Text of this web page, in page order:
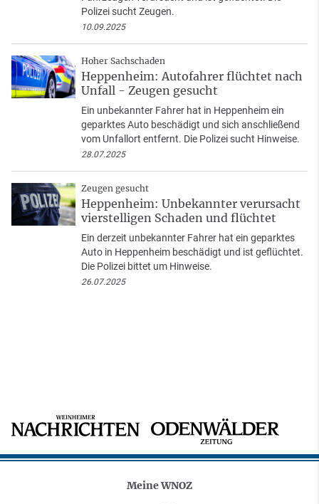
Polizei sucht Zeugen.
10.09.2025
Hoher Sachschaden
Heppenheim: Autofahrer flüchtet nach
Unfall - Zeugen gesucht
Ein unbekannter Fahrer hat in Heppenheim ein
geparktes Auto beschädigt und sich anschließend
vom Unfallort entfernt. Die Polizei sucht Hinweise.
28.07.2025
Zeugen gesucht
Heppenheim: Unbekannter verursacht
vierstelligen Schaden und flüchtet
Ein derzeit unbekannter Fahrer hat ein geparktes
Auto in Heppenheim beschädigt und ist geflüchtet.
Die Polizei bittet um Hinweise.
26.07.2025
Meine WNOZ